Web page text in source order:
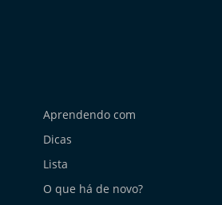
Aprendendo com
Dicas
Lista
O que há de novo?